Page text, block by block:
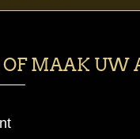
MAAK UW